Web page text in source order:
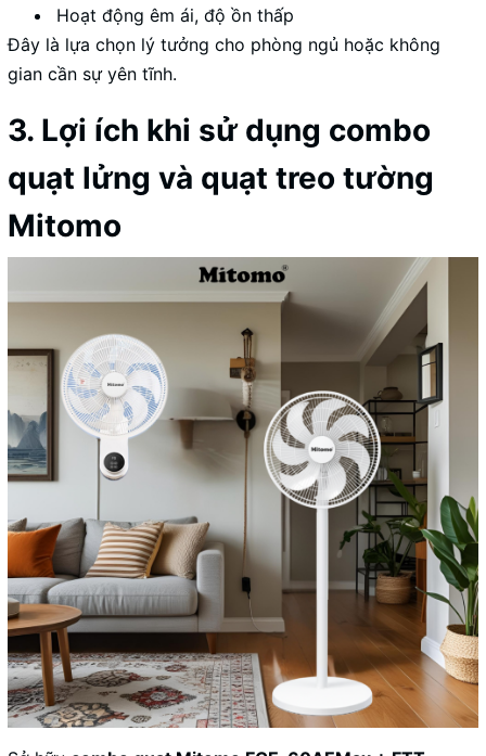
Hoạt động êm ái, độ ồn thấp
Đây là lựa chọn lý tưởng cho phòng ngủ hoặc không
gian cần sự yên tĩnh.
3. Lợi ích khi sử dụng combo
quạt lửng và quạt treo tường
Mitomo